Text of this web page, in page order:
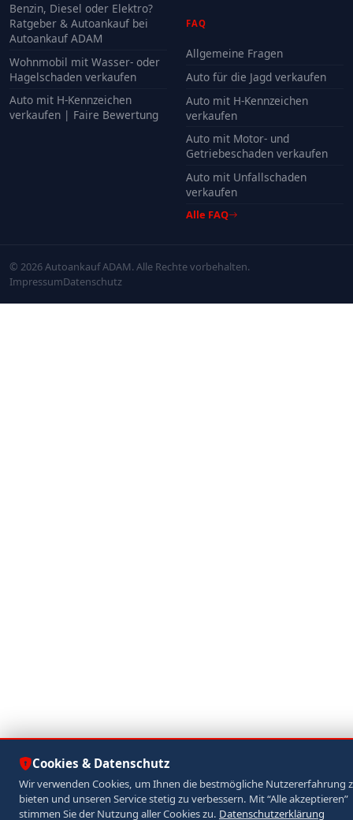
Benzin, Diesel oder Elektro?
Ratgeber & Autoankauf bei
Autoankauf ADAM
Wohnmobil mit Wasser- oder
Hagelschaden verkaufen
Auto mit H-Kennzeichen
verkaufen | Faire Bewertung
FAQ
Allgemeine Fragen
Auto für die Jagd verkaufen
Auto mit H-Kennzeichen
verkaufen
Auto mit Motor- und
Getriebeschaden verkaufen
Auto mit Unfallschaden
verkaufen
Alle FAQ
© 2026 Autoankauf ADAM. Alle Rechte vorbehalten.
ImpressumDatenschutz
Cookies & Datenschutz
Wir verwenden Cookies, um Ihnen die bestmögliche Nutzererfahrung
bieten und unseren Service stetig zu verbessern. Mit “Alle akzeptieren”
stimmen Sie der Nutzung aller Cookies zu. Datenschutzerklärung